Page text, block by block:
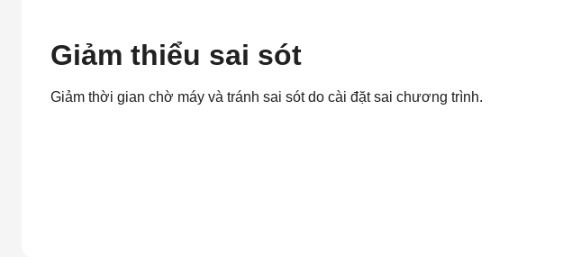
Giảm thiểu sai sót
Giảm thời gian chờ máy và tránh sai sót do cài đặt sai chương trình.